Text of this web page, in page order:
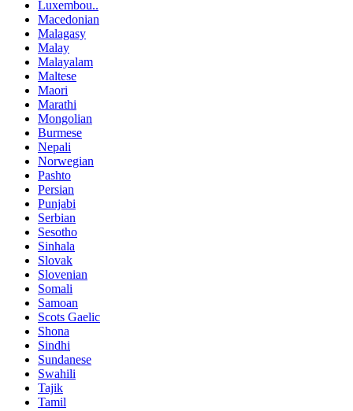
Luxembou..
Macedonian
Malagasy
Malay
Malayalam
Maltese
Maori
Marathi
Mongolian
Burmese
Nepali
Norwegian
Pashto
Persian
Punjabi
Serbian
Sesotho
Sinhala
Slovak
Slovenian
Somali
Samoan
Scots Gaelic
Shona
Sindhi
Sundanese
Swahili
Tajik
Tamil